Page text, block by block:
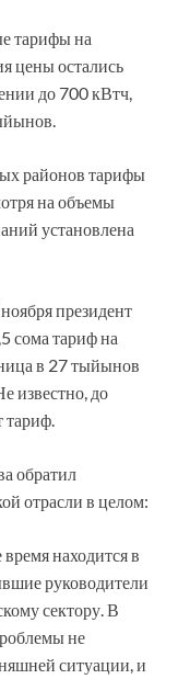
тарифы на
цены остались
до 700 кВтч,
районов тарифы
на объемы
установлена
президент
сома тариф на
в 27 тыйынов
известно, до
тариф.
обратил
отрасли в целом:
находится в
руководители
сектору. В
не
ситуации, и